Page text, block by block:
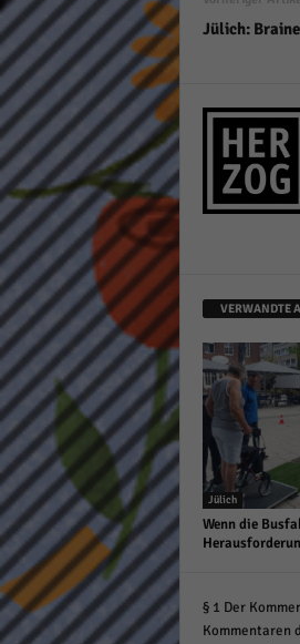
Jülich:
VERWANDTE
Jülich
Wenn die
§ 1 Der
Kommentaren